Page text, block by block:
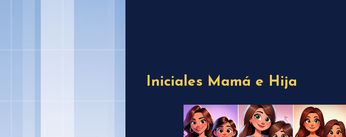
Iniciales Mamá e Hija